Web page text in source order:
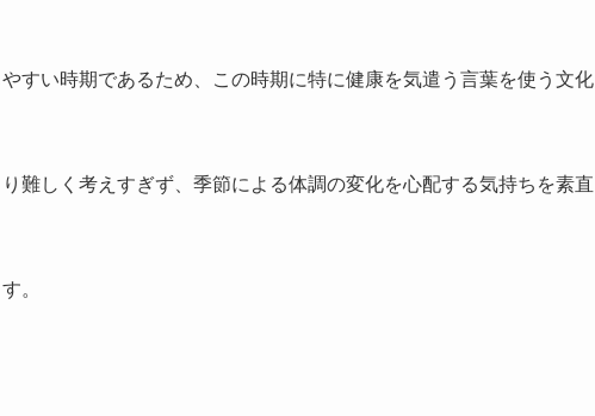
すい時期であるため、この時期に特に健康を気遣う言葉を使う文化
難しく考えすぎず、季節による体調の変化を心配する気持ちを素直
。